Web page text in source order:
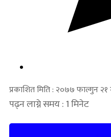
प्रकाशित मिति : २०७७ फाल्गुन
पढ्न लाग्ने समय : 1 मिनेट